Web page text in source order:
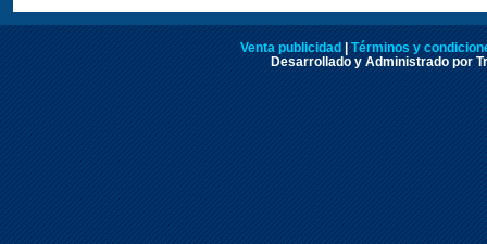
Venta publicidad
Términos y
Desarrollado y Administrado por